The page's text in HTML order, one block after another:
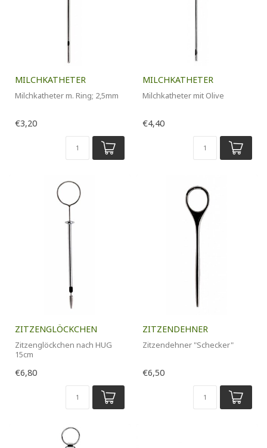
MILCHKATHETER
Milchkatheter m. Ring; 2,5mm
€3,20
MILCHKATHETER
Milchkatheter mit Olive
€4,40
ZITZENGLÖCKCHEN
Zitzenglöckchen nach HUG
15cm
€6,80
ZITZENDEHNER
Zitzendehner "Schecker"
€6,50